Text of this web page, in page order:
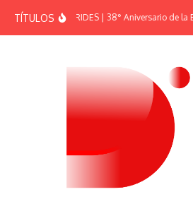
TÍTULOSEFEMÉRIDES | 38° Aniversario de la